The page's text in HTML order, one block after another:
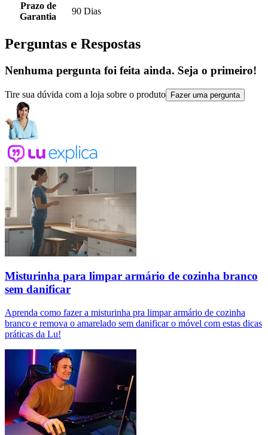
Prazo de
Garantia
90 Dias
Perguntas e Respostas
Nenhuma pergunta foi feita ainda. Seja o primeiro!
Tire sua dúvida com a loja sobre o produto Fazer uma pergunta
Misturinha para limpar armário de cozinha branco
sem danificar
Aprenda como fazer a misturinha pra limpar armário de cozinha
branco e remova o amarelado sem danificar o móvel com estas dicas
práticas da Lu!